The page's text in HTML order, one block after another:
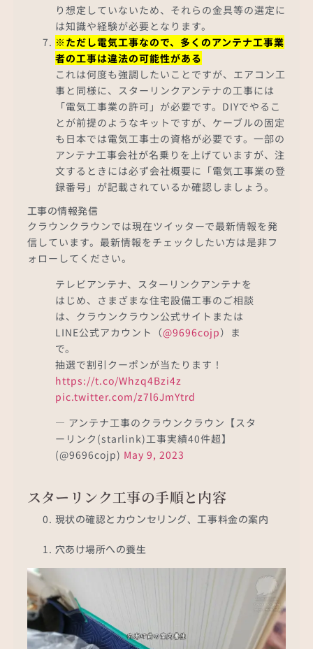
り想定していないため、それらの金具等の選定に
は知識や経験が必要となります。
※ただし電気工事なので、多くのアンテナ工事業
者の工事は違法の可能性がある
これは何度も強調したいことですが、エアコン工
事と同様に、スターリンクアンテナの工事には
「電気工事業の許可」が必要です。DIYでやるこ
とが前提のようなキットですが、ケーブルの固定
も日本では電気工事士の資格が必要です。一部の
アンテナ工事会社が名乗りを上げていますが、注
文するときには必ず会社概要に「電気工事業の登
録番号」が記載されているか確認しましょう。
工事の情報発信
クラウンクラウンでは現在ツイッターで最新情報を発
信しています。最新情報をチェックしたい方は是非フ
ォローしてください。
テレビアンテナ、スターリンクアンテナを
はじめ、さまざまな住宅設備工事のご相談
は、クラウンクラウン公式サイトまたは
LINE公式アカウント（@9696cojp）ま
で。
抽選で割引クーポンが当たります！
https://t.co/Whzq4Bzi4z
pic.twitter.com/z7l6JmYtrd
— アンテナ工事のクラウンクラウン【スタ
ーリンク(starlink)工事実績40件超】
(@9696cojp) May 9, 2023
スターリンク工事の手順と内容
現状の確認とカウンセリング、工事料金の案内
穴あけ場所への養生